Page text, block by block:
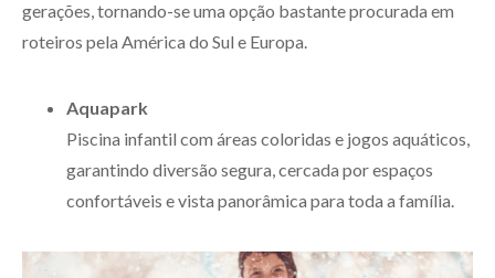
gerações, tornando-se uma opção bastante procurada em
roteiros pela América do Sul e Europa.
Aquapark
Piscina infantil com áreas coloridas e jogos aquáticos,
garantindo diversão segura, cercada por espaços
confortáveis e vista panorâmica para toda a família.